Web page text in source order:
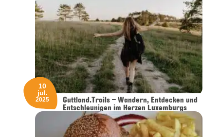
Guttland.Trails – Wandern, Entdecken und
Entschleunigen im Herzen Luxemburgs
10
jul.
2025